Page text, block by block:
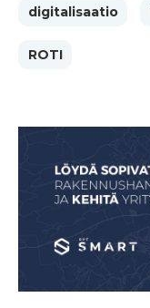
digitalisaatio
ROTI